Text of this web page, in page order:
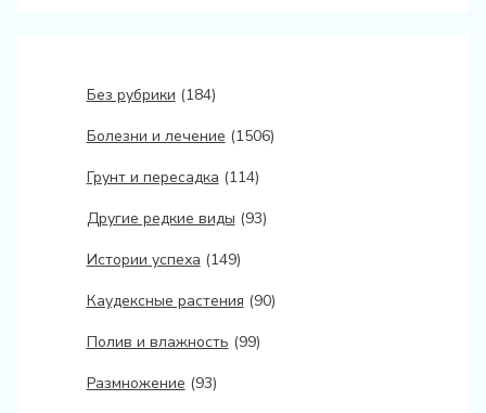
Без рубрики (184)
Болезни и лечение (1506)
Грунт и пересадка (114)
Другие редкие виды (93)
Истории успеха (149)
Каудексные растения (90)
Полив и влажность (99)
Размножение (93)